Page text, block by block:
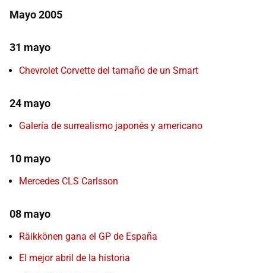
Mayo 2005
31 mayo
Chevrolet Corvette del tamaño de un Smart
24 mayo
Galería de surrealismo japonés y americano
10 mayo
Mercedes CLS Carlsson
08 mayo
Räikkönen gana el GP de España
El mejor abril de la historia